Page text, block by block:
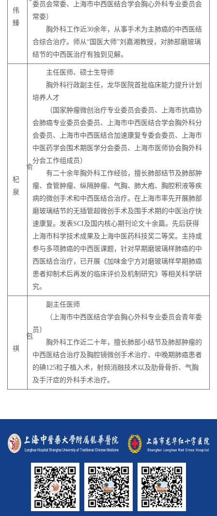
伟
臻
委员会常委、上海市中西医结合学会胸心外科专业委员会
常委）
胸外科工作近30余年，从事手术为主肺癌的中西医结
合综合治疗。师从“国医大师”刘嘉湘教授，对肺部磨玻璃
结节的中西医治疗有独到见解。
俞
杞
泉
主任医师、硕士生导师
胸外科行政副主任，龙华医院首批临床能力提升计划
培养人才
（国家肿瘤微创治疗专业委员会委员、上海市抗癌协
会肺癌专业委员会委员、上海市中西医结合学会胸外科分
会委员、上海市中西医结合加速康复专委会委员、上海市
中医药学会围术期医学分会委员、上海市医师协会胸外科
分会工作组成员）
有二十余年胸外科工作经验，擅长肺部结节及肺部肿
瘤、食管肿瘤、纵隔肿瘤、气胸、肺大疱、胸腔积液等疾
病的微创手术和中西医结合治疗。在上海市率先开展肺部
磨玻璃结节的无插管超微创手术及围手术期的中医治疗快
速康复。发表SCI及国内核心期刊论文十余篇。先后获得
上海市科学技术成果及上海中医药科技奖二等奖。主持或
参与多项肺癌的中西医课题，针对早期磨玻璃样肺癌的中
西医结合治疗，已开展《加味金宁方对磨玻璃样早期肺癌
患者抑制术后再发的临床评价及机制研究》等相关科学研
究。
包
祺
副主任医师
（上海市中西医结合学会胸心外科专业委员会青年委
员）
胸外科工作近二十年，擅长肺部小结节及肺部肿瘤的
中西医结合治疗及胸腔镜微创手术治疗、中晚期肺癌患者
的碘125粒子植入术，射频消融技术以及肋骨骨折、气胸
及手汗症的外科手术治疗。